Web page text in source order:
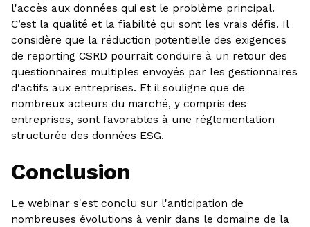
l'accès aux données qui est le problème principal.
C’est la qualité et la fiabilité qui sont les vrais défis. Il
considère que la réduction potentielle des exigences
de reporting CSRD pourrait conduire à un retour des
questionnaires multiples envoyés par les gestionnaires
d'actifs aux entreprises. Et il souligne que de
nombreux acteurs du marché, y compris des
entreprises, sont favorables à une réglementation
structurée des données ESG.
Conclusion
Le webinar s'est conclu sur l'anticipation de
nombreuses évolutions à venir dans le domaine de la